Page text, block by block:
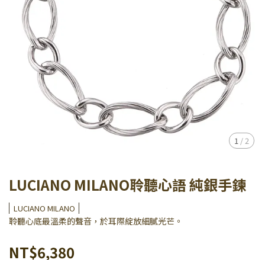
1 / 2
LUCIANO MILANO聆聽心語 純銀手鍊
LUCIANO MILANO
聆聽心底最溫柔的聲音，於耳際綻放細膩光芒。
NT$6,380